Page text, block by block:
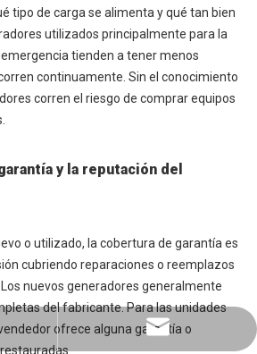
tipo de carga se alimenta y qué tan bien
utilizados principalmente para la
tienden a tener menos
continuamente. Sin el conocimiento
corren el riesgo de comprar equipos
y la reputación del
o utilizado, la cobertura de garantía es
cubriendo reparaciones o reemplazos
nuevos generadores generalmente
del fabricante. Para las unidades
ofrece alguna garantía o
0731-8873 0808
liyu@liyupower.com